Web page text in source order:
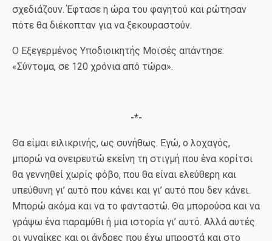
σχεδιάζουν. Έφτασε η ώρα του φαγητού και ρώτησαν
πότε θα διέκοπταν για να ξεκουραστούν.
Ο Εξεγερμένος Υποδιοικητής Μοϊσές απάντησε:
«Σύντομα, σε 120 χρόνια από τώρα».
-*-
Θα είμαι ειλικρινής, ως συνήθως. Εγώ, ο λοχαγός,
μπορώ να ονειρευτώ εκείνη τη στιγμή που ένα κορίτσι
θα γεννηθεί χωρίς φόβο, που θα είναι ελεύθερη και
υπεύθυνη γι’ αυτό που κάνει και γι’ αυτό που δεν κάνει.
Μπορώ ακόμα και να το φανταστώ. Θα μπορούσα και να
γράψω ένα παραμύθι ή μια ιστορία γι’ αυτό. Αλλά αυτές
οι γυναίκες και οι άνδρες που έχω μπροστά και στο